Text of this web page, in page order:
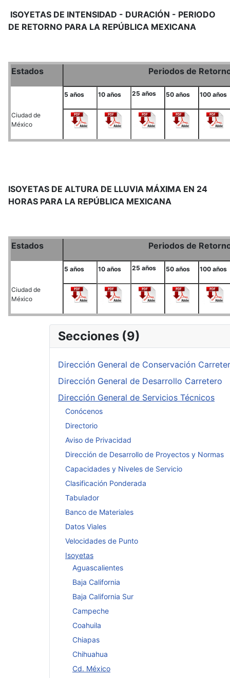
ISOYETAS DE INTENSIDAD - DURACIÓN - PERIODO
DE RETORNO PARA LA REPÚBLICA MEXICANA
Estados Periodos de
5 años 10 años 25 años 50 años 100 años
Ciudad de
México
ISOYETAS DE ALTURA DE LLUVIA MÁXIMA EN 24
HORAS PARA LA REPÚBLICA MEXICANA
Estados Periodos de
5 años 10 años 25 años 50 años 100 años
Ciudad de
México
Secciones (9)
Dirección General de Conservación
Dirección General de Desarrollo Carretero
Dirección General de Servicios Técnicos
Conócenos
Directorio
Aviso de Privacidad
Dirección de Desarrollo de Proyectos y Normas
Capacidades y Niveles de Servicio
Clasificación Ponderada
Tabulador
Banco de Materiales
Datos Viales
Velocidades de Punto
Isoyetas
Aguascalientes
Baja California
Baja California Sur
Campeche
Coahuila
Chiapas
Chihuahua
Cd. México